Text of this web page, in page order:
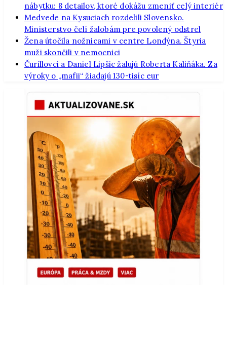
nábytku: 8 detailov, ktoré dokážu zmeniť celý interiér
Medvede na Kysuciach rozdelili Slovensko.
Ministerstvo čelí žalobám pre povolený odstrel
Žena útočila nožnicami v centre Londýna. Štyria
muži skončili v nemocnici
Čurillovci a Daniel Lipšic žalujú Roberta Kaliňáka. Za
výroky o „mafii“ žiadajú 130-tisíc eur